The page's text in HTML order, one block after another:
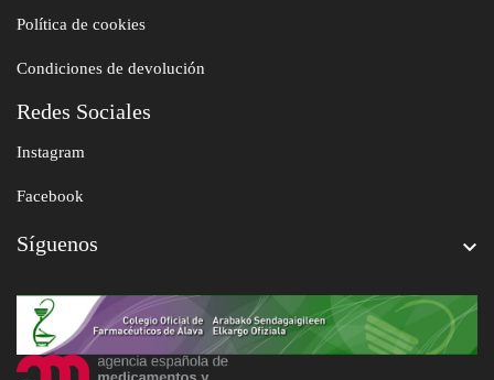
Política de cookies
Condiciones de devolución
Redes Sociales
Instagram
Facebook
Síguenos 